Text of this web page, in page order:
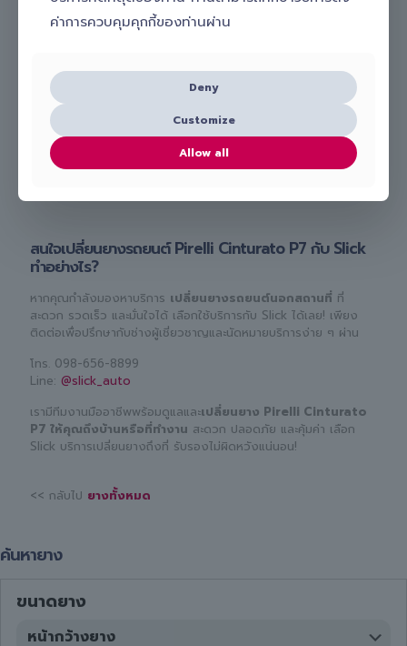
สนใจเปลี่ยนยางรถยนต์ Pirelli Cinturato P7 กับ Slick
ทำอย่างไร?
หากคุณกำลังมองหาบริการ เปลี่ยนยางรถยนต์นอกสถานที่ ที่
สะดวก รวดเร็ว และมั่นใจได้ เลือกใช้บริการกับ Slick ได้เลย! เพียง
ติดต่อเพื่อปรึกษากับช่างผู้เชี่ยวชาญและนัดหมายบริการง่าย ๆ ผ่าน
โทร. 098-656-8899
Line: @slick_auto
เรามีทีมงานมืออาชีพพร้อมดูแลและเปลี่ยนยาง Pirelli Cinturato
P7 ให้คุณถึงบ้านหรือที่ทำงาน สะดวก ปลอดภัย และคุ้มค่า เลือก
Slick บริการเปลี่ยนยางถึงที่ รับรองไม่ผิดหวังแน่นอน!
<< กลับไป ยางทั้งหมด
ค้นหายาง
ขนาดยาง
ค่าการควบคุมคุกกี้ของท่านผ่าน
Deny
Customize
Allow all